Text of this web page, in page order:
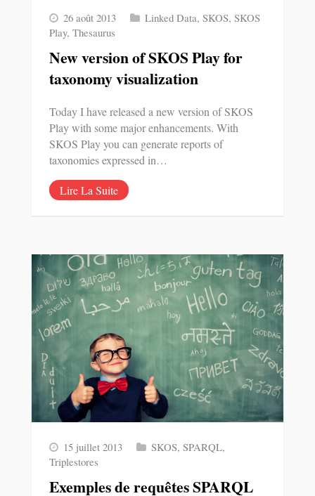
26 août 2013 Linked Data, SKOS, SKOS
Play, Thesaurus
New version of SKOS Play for
taxonomy visualization
Today I have released a new version of SKOS
Play with some major enhancements. With
SKOS Play you can generate reports of
taxonomies expressed in…
Lire La Suite
15 juillet 2013 SKOS, SPARQL,
Triplestores
Exemples de requêtes SPARQL